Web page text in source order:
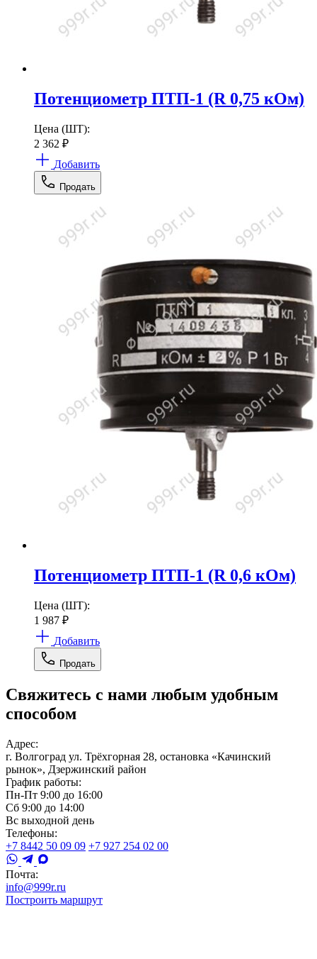
Потенциометр ПТП-1 (R 0,75 кОм)
Цена (ШТ):
2 362 ₽
Добавить
Продать
Потенциометр ПТП-1 (R 0,6 кОм)
Цена (ШТ):
1 987 ₽
Добавить
Продать
Свяжитесь с нами любым удобным
способом
Адрес:
г. Волгоград ул. Трёхгорная 28, остановка «Качинский
рынок», Дзержинский район
График работы:
Пн-Пт 9:00 до 16:00
Сб 9:00 до 14:00
Вс выходной день
Телефоны:
+7 8442 50 09 09 +7 927 254 02 00
Почта:
info@999r.ru
Построить маршрут